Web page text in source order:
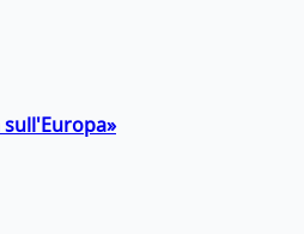
sull'Europa»